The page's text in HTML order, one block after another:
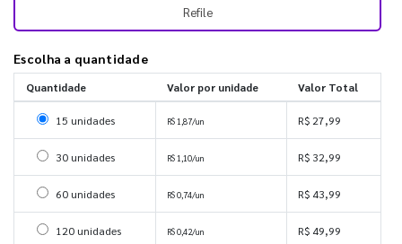
Refile
Escolha a quantidade
Quantidade Valor por unidade Valor Total
Selecionar 15 unidades
15 unidades R$ 1,87/un R$ 27,99
Selecionar 30 unidades
30 unidades R$ 1,10/un R$ 32,99
Selecionar 60 unidades
60 unidades R$ 0,74/un R$ 43,99
Selecionar 120 unidades
120 unidades R$ 0,42/un R$ 49,99